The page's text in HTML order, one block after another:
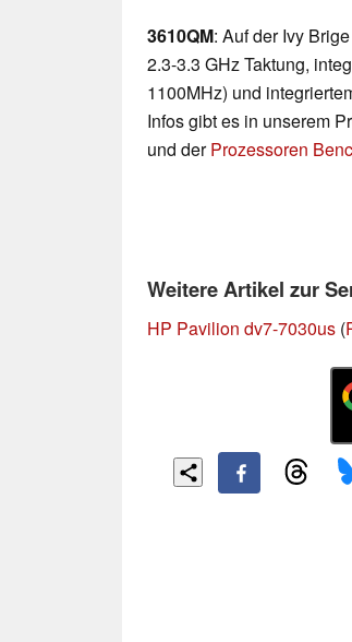
3610QM: Auf der Ivy
2.3-3.3 GHz Taktung,
1100MHz) und
Infos gibt es in unserem
und derProzessoren
Weitere Artikel zur
HP Pavilion dv7-7030us (